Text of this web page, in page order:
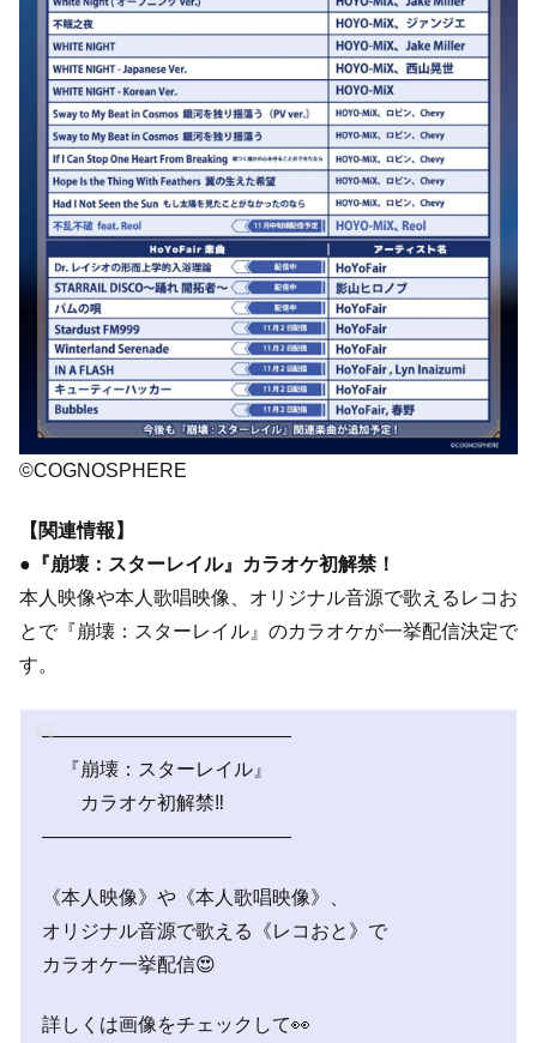
©COGNOSPHERE
【関連情報】
●『崩壊：スターレイル』カラオケ初解禁！
本人映像や本人歌唱映像、オリジナル音源で歌えるレコお
とで『崩壊：スターレイル』のカラオケが一挙配信決定で
す。
—————————————
『崩壊：スターレイル』
カラオケ初解禁‼
—————————————
《本人映像》や《本人歌唱映像》、
オリジナル音源で歌える《レコおと》で
カラオケ一挙配信😍
詳しくは画像をチェックして👀